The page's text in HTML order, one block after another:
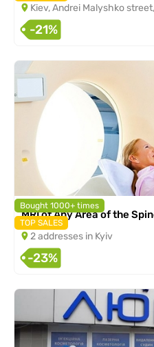
Kiev, Andrei Malyshko
-21%
Bought 1000+ times
TOP SALES
MRI of Any Area of the
2 addresses in Kyiv
-23%